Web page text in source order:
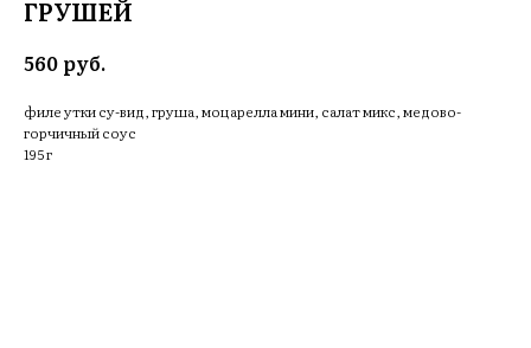
ГРУШЕЙ
560 руб.
филе утки су-вид, груша, моцарелла мини, салат микс, медово-
горчичный соус
195 г